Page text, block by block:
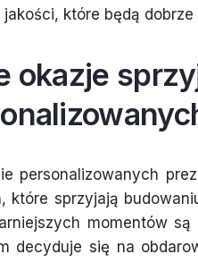
które będą dobrze
okazje
personalizowanych
które sprzyjają
momentów
decyduje się na